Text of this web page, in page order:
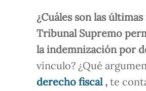
¿Cuáles son las
Tribunal Supremo
la indemnización por
vínculo? ¿Qué
derecho fiscal , te